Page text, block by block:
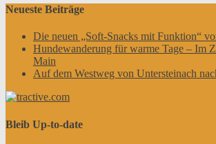
Neueste Beiträge
Die neuen „Soft-Snacks mit Funktion“
Hundewanderung für warme Tage – Im
Main
Auf dem Westweg von Untersteinach
Bleib Up-to-date